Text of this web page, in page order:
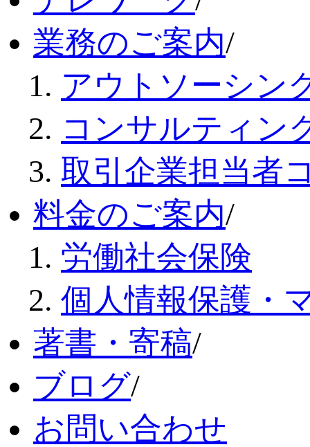
業務のご案内/
アウトソーシン
コンサルティン
取引企業担当者
料金のご案内/
労働社会保険
個人情報保護・
著書・寄稿/
ブログ/
お問い合わせ